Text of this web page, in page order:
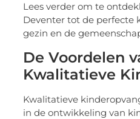
Lees verder om te
Deventer tot de perfecte
gezin en de
De Voordelen
Kwalitatieve
Kwalitatieve
in de ontwikkeling van